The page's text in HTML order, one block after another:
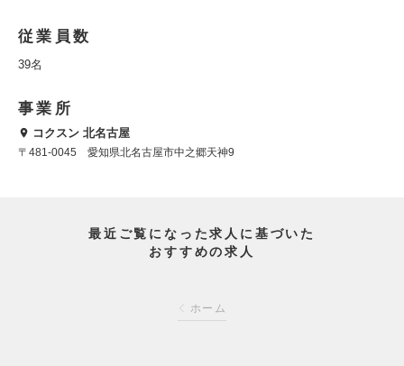
従業員数
39名
事業所
コクスン 北名古屋
〒481-0045 愛知県北名古屋市中之郷天神9
最近ご覧になった求人に基づいた
おすすめの求人
ホーム